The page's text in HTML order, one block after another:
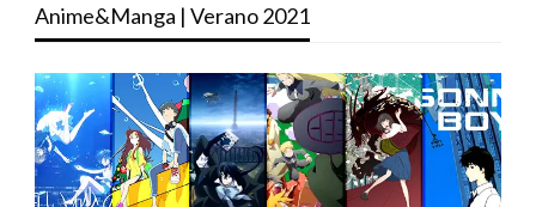
Anime&Manga | Verano 2021